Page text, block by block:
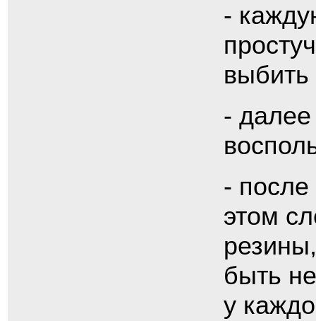
-
выбить
- далее
- после
этом
быть
у